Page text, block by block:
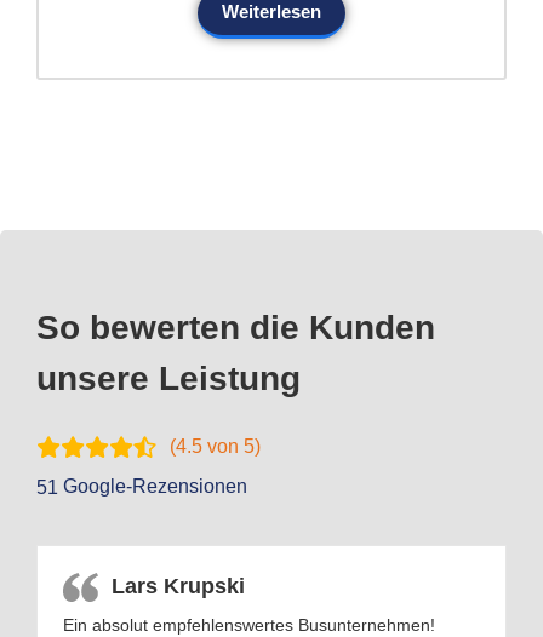
Weiterlesen
So bewerten die Kunden
unsere Leistung
(4.5 von 5)
51 Google-Rezensionen
Lars Krupski
Ein absolut empfehlenswertes Busunternehmen!